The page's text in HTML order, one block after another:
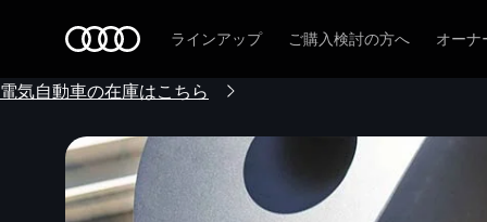
ラインアップ ご購入検討の方へ オーナ
電気自動車の在庫はこちら